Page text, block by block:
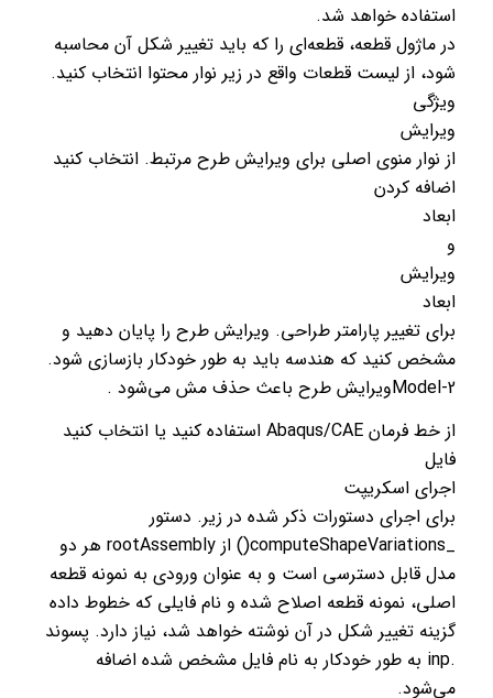
استفاده خواهد شد.
در ماژول قطعه، قطعه‌ای را که باید تغییر شکل آن محاسبه
شود، از لیست قطعات واقع در زیر نوار محتوا انتخاب کنید.
ویژگی
ویرایش
از نوار منوی اصلی برای ویرایش طرح مرتبط. انتخاب کنید
اضافه کردن
ابعاد
و
ویرایش
ابعاد
برای تغییر پارامتر طراحی. ویرایش طرح را پایان دهید و
مشخص کنید که هندسه باید به طور خودکار بازسازی شود.
Model-2ویرایش طرح باعث حذف مش می‌شود .
از خط فرمان Abaqus/CAE استفاده کنید یا انتخاب کنید
فایل
اجرای اسکریپت
برای اجرای دستورات ذکر شده در زیر. دستور
_computeShapeVariations() از rootAssembly هر دو
مدل قابل دسترسی است و به عنوان ورودی به نمونه قطعه
اصلی، نمونه قطعه اصلاح شده و نام فایلی که خطوط داده
گزینه تغییر شکل در آن نوشته خواهد شد، نیاز دارد. پسوند
.inp به طور خودکار به نام فایل مشخص شده اضافه
می‌شود.